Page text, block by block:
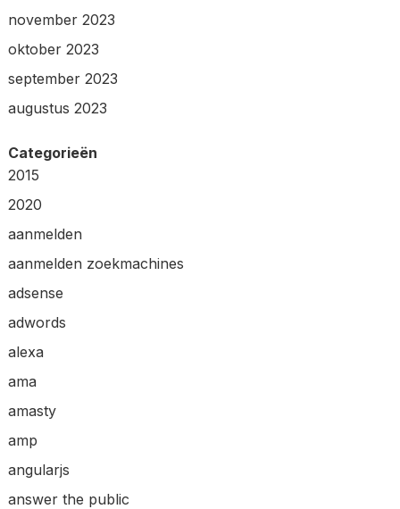
november 2023
oktober 2023
september 2023
augustus 2023
Categorieën
2015
2020
aanmelden
aanmelden zoekmachines
adsense
adwords
alexa
ama
amasty
amp
angularjs
answer the public